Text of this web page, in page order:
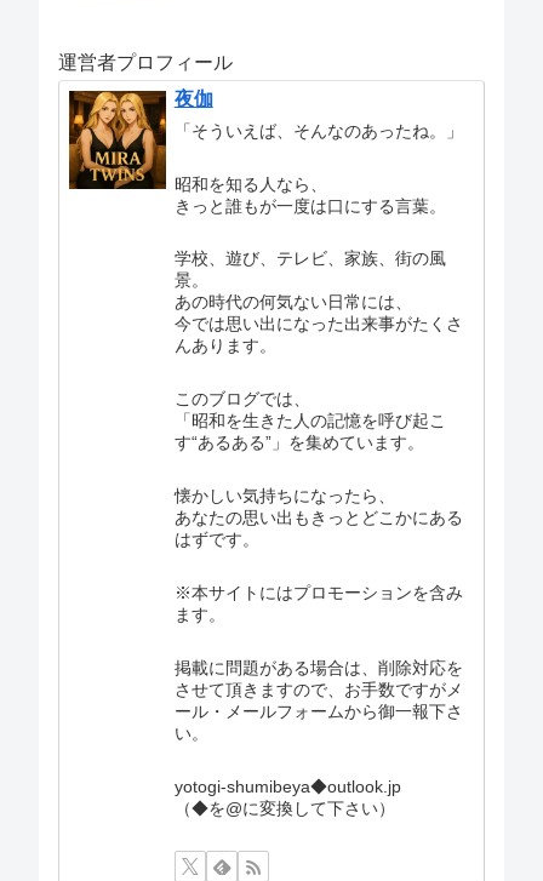
運営者プロフィール
夜伽
「そういえば、そんなのあったね。」
昭和を知る人なら、
きっと誰もが一度は口にする言葉。
学校、遊び、テレビ、家族、街の風
景。
あの時代の何気ない日常には、
今では思い出になった出来事がたくさ
んあります。
このブログでは、
「昭和を生きた人の記憶を呼び起こ
す“あるある”」を集めています。
懐かしい気持ちになったら、
あなたの思い出もきっとどこかにある
はずです。
※本サイトにはプロモーションを含み
ます。
掲載に問題がある場合は、削除対応を
させて頂きますので、お手数ですがメ
ール・メールフォームから御一報下さ
い。
yotogi-shumibeya◆outlook.jp
（◆を@に変換して下さい）